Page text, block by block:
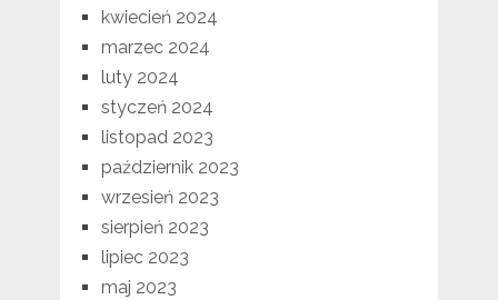
kwiecień 2024
marzec 2024
luty 2024
styczeń 2024
listopad 2023
październik 2023
wrzesień 2023
sierpień 2023
lipiec 2023
maj 2023